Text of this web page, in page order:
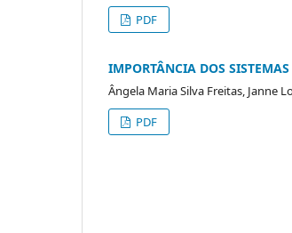
PDF
IMPORTÂNCIA DOS
Ângela Maria Silva Freitas, Janne
PDF